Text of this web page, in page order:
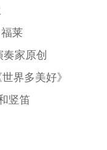
莱
奏家原创
世界多美好》
竖笛